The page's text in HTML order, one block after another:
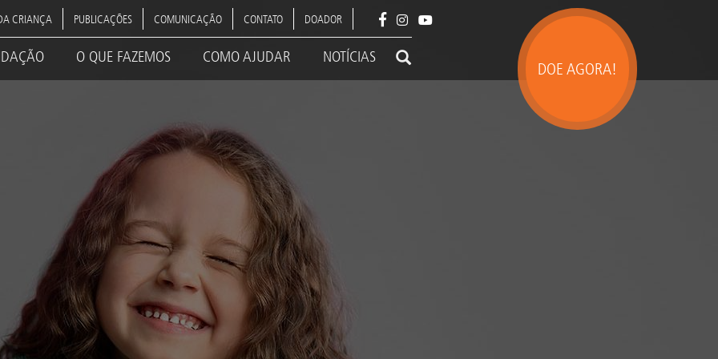
DOE AGORA!
CRIANÇA PUBLICAÇÕES COMUNICAÇÃO CONTATO DOADOR
O QUE FAZEMOS COMO AJUDAR NOTÍCIAS